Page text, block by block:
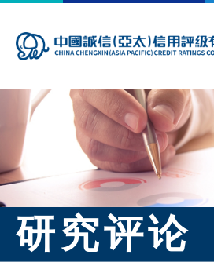
研究评论